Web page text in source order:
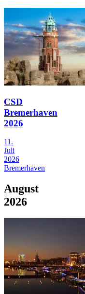
CSD
Bremerhaven
2026
11.
Juli
2026
Bremerhaven
August
2026